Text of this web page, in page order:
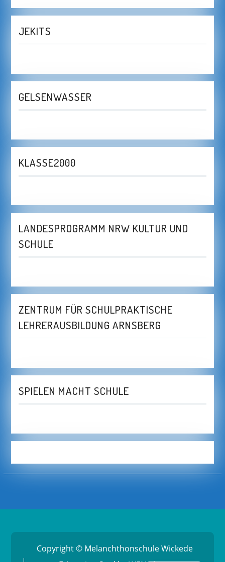
JEKITS
GELSENWASSER
KLASSE2000
LANDESPROGRAMM NRW KULTUR UND
SCHULE
ZENTRUM FÜR SCHULPRAKTISCHE
LEHRERAUSBILDUNG ARNSBERG
SPIELEN MACHT SCHULE
Copyright © Melanchthonschule Wickede